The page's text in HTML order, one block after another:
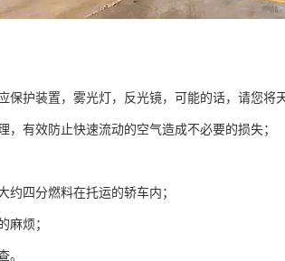
护装置，雾光灯，反光镜，可能的话，请您将
有效防止快速流动的空气造成不必要的损失；
约四分燃料在托运的轿车内；
麻烦；
。